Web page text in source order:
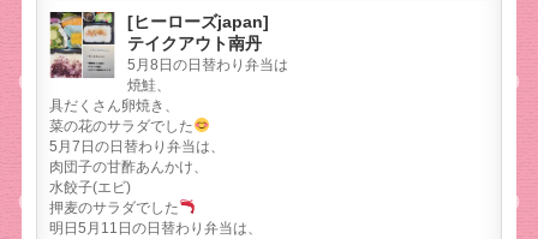
[ヒーローズjapan]
テイクアウト南丹
5月8日の日替わり弁当は
焼鮭、
具だくさん卵焼き、
菜の花のサラダでした
5月7日の日替わり弁当は、
肉団子の甘酢あんかけ、
水餃子(エビ)
押麦のサラダでした
明日5月11日の日替わり弁当は、